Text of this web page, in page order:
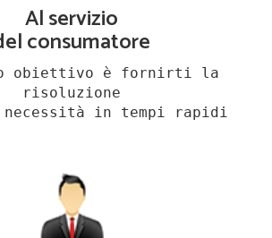
Al servizio
consumatore
obiettivo è fornirti la
risoluzione
in tempi rapidi